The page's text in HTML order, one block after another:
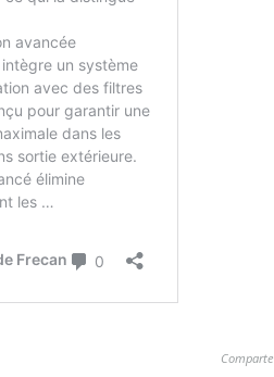
Comparte